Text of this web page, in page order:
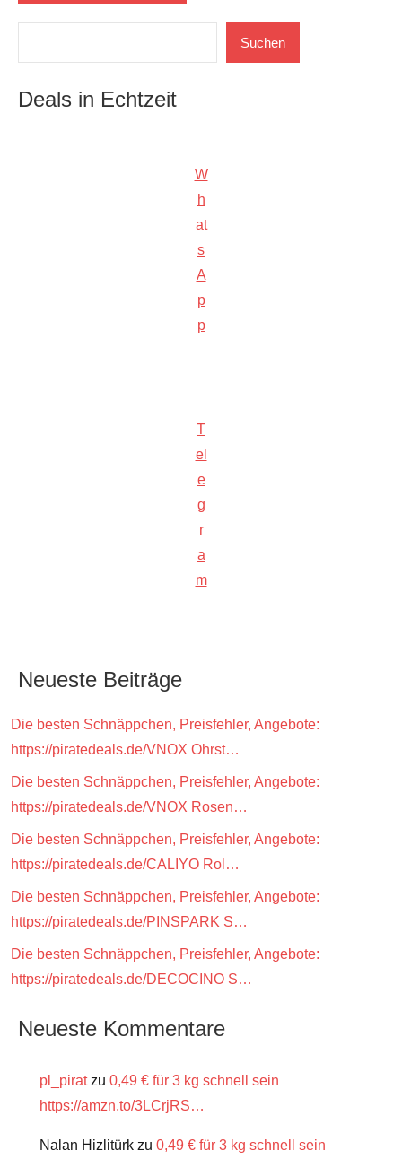
Suchen
Deals in Echtzeit
W
h
at
s
A
p
p
T
el
e
g
r
a
m
Neueste Beiträge
Die besten Schnäppchen, Preisfehler, Angebote:
https://piratedeals.de/VNOX Ohrst…
Die besten Schnäppchen, Preisfehler, Angebote:
https://piratedeals.de/VNOX Rosen…
Die besten Schnäppchen, Preisfehler, Angebote:
https://piratedeals.de/CALIYO Rol…
Die besten Schnäppchen, Preisfehler, Angebote:
https://piratedeals.de/PINSPARK S…
Die besten Schnäppchen, Preisfehler, Angebote:
https://piratedeals.de/DECOCINO S…
Neueste Kommentare
pl_piratzu 0,49 € für 3 kg schnell sein
https://amzn.to/3LCrjRS…
Nalan Hizlitürk zu 0,49 € für 3 kg schnell sein